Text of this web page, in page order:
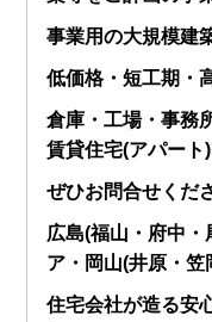
事業用の大規模建
低価格・短工期・
倉庫・工場・事務
賃貸住宅(アパート
ぜひお問合せくだ
広島(福山・府中・
ア・岡山(井原・笠
住宅会社が造る安